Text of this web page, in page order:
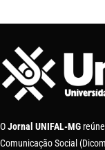
OJornal UNIFAL-MG
Comunicação Social